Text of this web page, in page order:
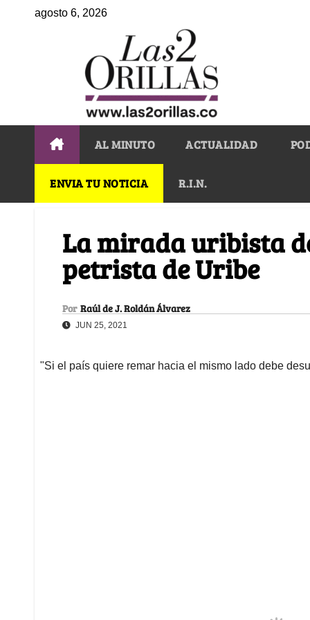
agosto 6, 2026
AL MINUTO ACTUALIDAD
ENVIA TU NOTICIA R.I.N.
La mirada uribista
petrista de Uribe
Por Raúl de J. Roldán Álvarez
JUN 25, 2021
"Si el país quiere remar hacia el mismo lado debe